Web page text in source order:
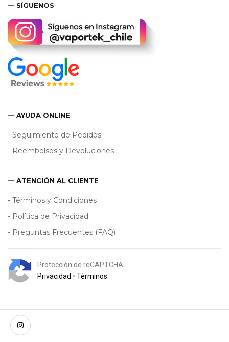
— SÍGUENOS
— AYUDA ONLINE
- Seguimiento de Pedidos
- Reembolsos y Devoluciones
— ATENCIÓN AL CLIENTE
- Términos y Condiciones
- Política de Privacidad
- Preguntas Frecuentes (FAQ)
Protección de reCAPTCHA
Privacidad • Términos